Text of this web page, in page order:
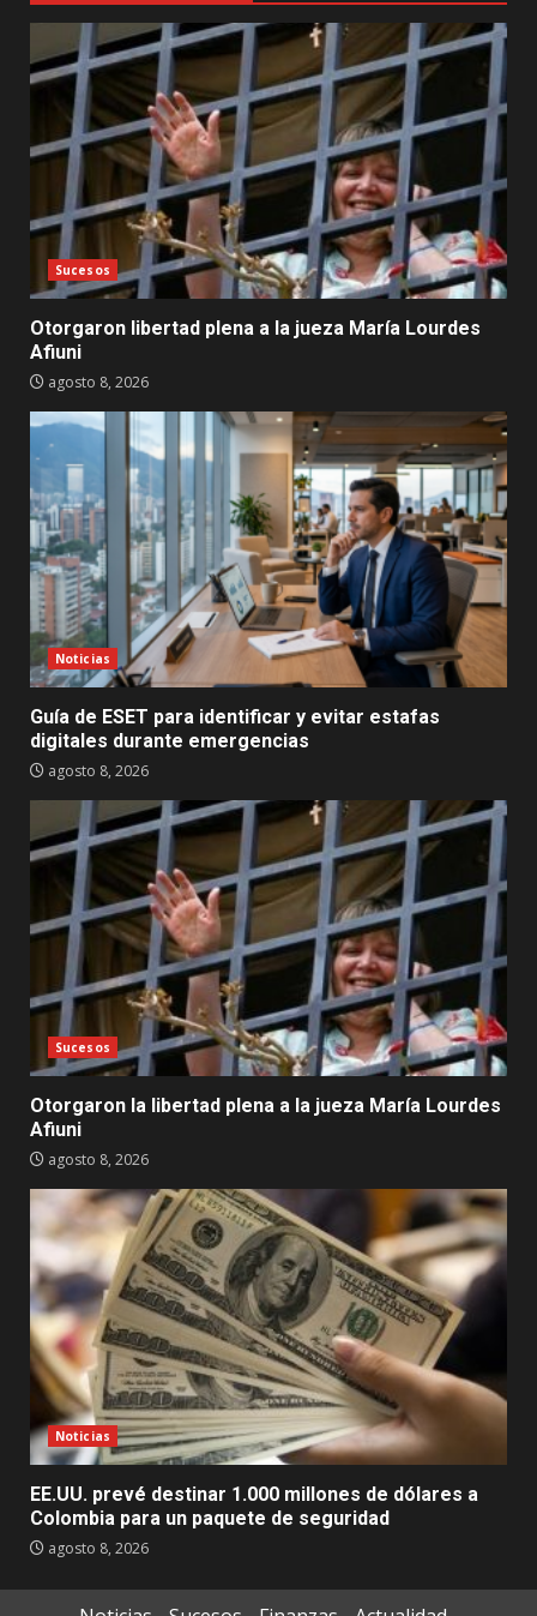
Sucesos
Otorgaron libertad plena a la jueza María Lourdes
Afiuni
agosto 8, 2026
Noticias
Guía de ESET para identificar y evitar estafas
digitales durante emergencias
agosto 8, 2026
Sucesos
Otorgaron la libertad plena a la jueza María Lourdes
Afiuni
agosto 8, 2026
Noticias
EE.UU. prevé destinar 1.000 millones de dólares a
Colombia para un paquete de seguridad
agosto 8, 2026